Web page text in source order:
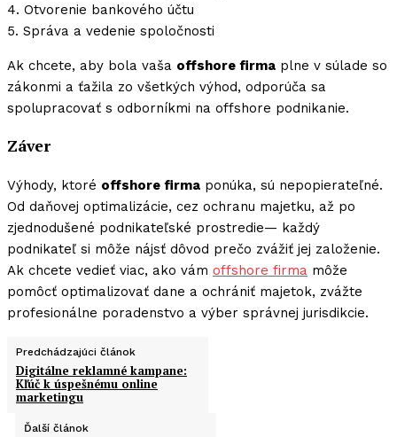
4. Otvorenie bankového účtu
5. Správa a vedenie spoločnosti
Ak chcete, aby bola vaša offshore firma plne v súlade so
zákonmi a ťažila zo všetkých výhod, odporúča sa
spolupracovať s odborníkmi na offshore podnikanie.
Záver
Výhody, ktoré offshore firma ponúka, sú nepopierateľné.
Od daňovej optimalizácie, cez ochranu majetku, až po
zjednodušené podnikateľské prostredie— každý
podnikateľ si môže nájsť dôvod prečo zvážiť jej založenie.
Ak chcete vedieť viac, ako vám offshore firma môže
pomôcť optimalizovať dane a ochrániť majetok, zvážte
profesionálne poradenstvo a výber správnej jurisdikcie.
Predchádzajúci článok
Digitálne reklamné kampane:
Kľúč k úspešnému online
marketingu
Ďalší článok